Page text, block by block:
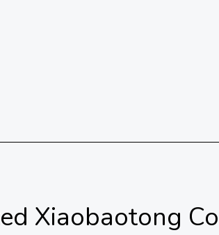
43c8-843a-315ed47225a0
Xiaobaotong